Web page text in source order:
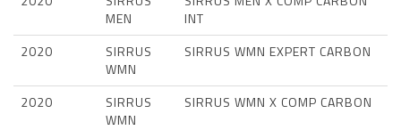
MEN
INT
2020
SIRRUS
WMN
SIRRUS WMN EXPERT CARBON
2020
SIRRUS
WMN
SIRRUS WMN X COMP CARBON